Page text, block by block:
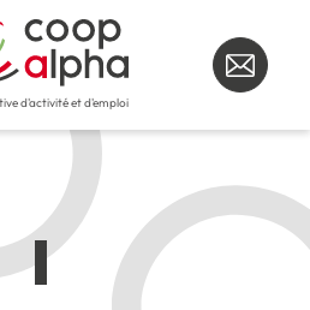
d'activité et d'emploi